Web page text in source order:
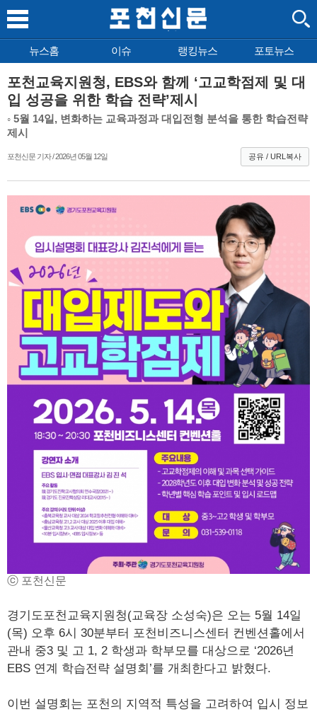
뉴스홈 이슈 랭킹뉴스 포토뉴스
포천교육지원청, EBS와 함께 ‘고교학점제 및 대
입 성공을 위한 학습 전략’제시
◦ 5월 14일, 변화하는 교육과정과 대입전형 분석을 통한 학습전략
제시
포천신문 기자 / 2026년 05월 12일 공유 / URL복사
ⓒ 포천신문
경기도포천교육지원청(교육장 소성숙)은 오는 5월 14일
(목) 오후 6시 30분부터 포천비즈니스센터 컨벤션홀에서
관내 중3 및 고 1, 2 학생과 학부모를 대상으로 ‘2026년
EBS 연계 학습전략 설명회’를 개최한다고 밝혔다.
이번 설명회는 포천의 지역적 특성을 고려하여 입시 정보